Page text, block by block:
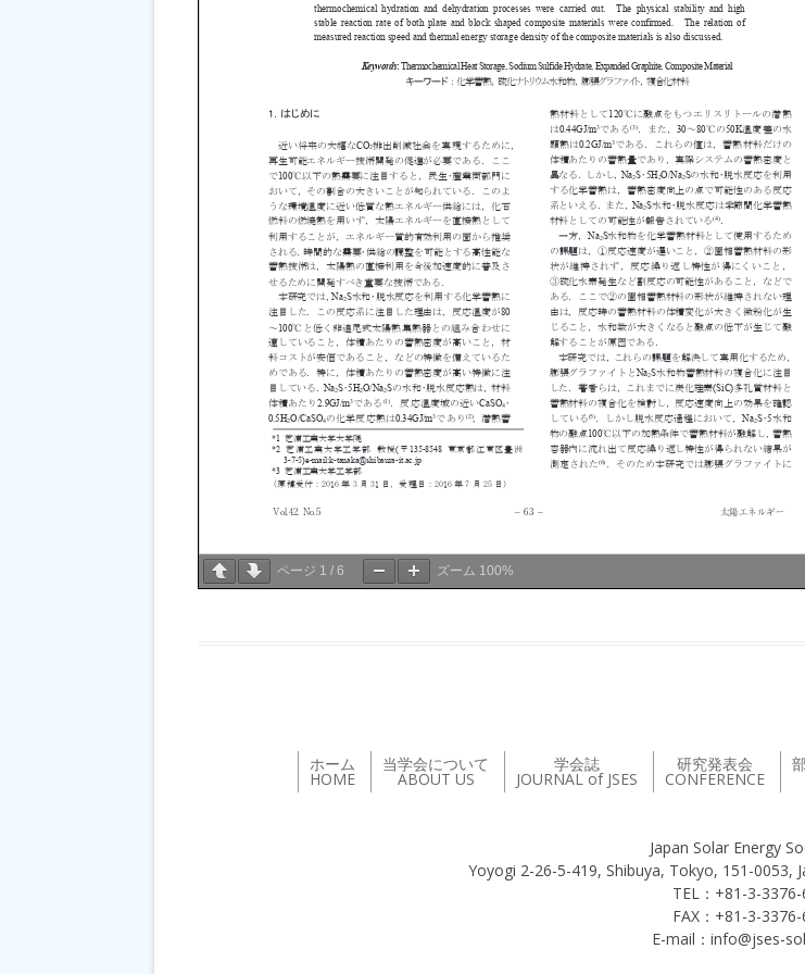
ページ 1 / 6 ズーム 100%
ホーム
HOME
当学会について
ABOUT US
学会誌
JOURNAL of JSES
研究発表会
CONFERENCE
Japan Solar Energy
Yoyogi 2-26-5-419, Shibuya, Tokyo, 151-0053,
TEL：+81-3-
FAX：+81-3-
E-mail：info@jses-